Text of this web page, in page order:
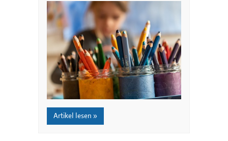
Artikel lesen »